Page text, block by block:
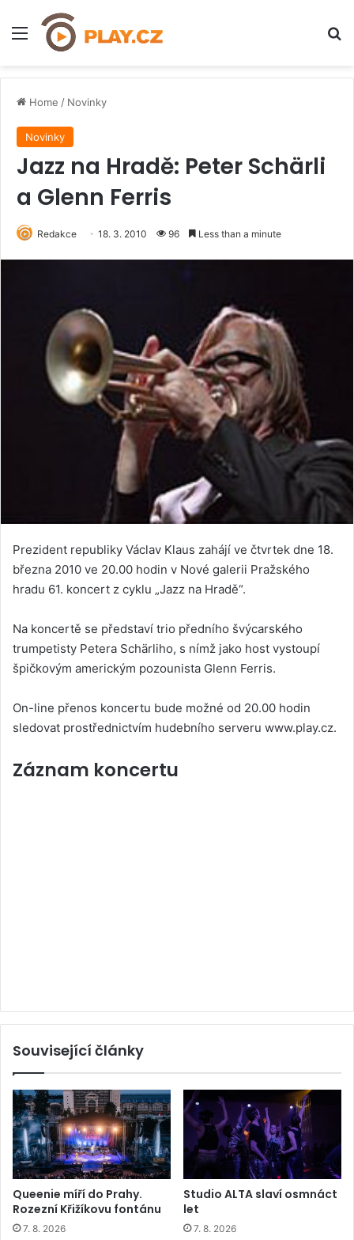
Menu
Home / Novinky
Novinky
Jazz na Hradě: Peter Schärli
a Glenn Ferris
Redakce 18. 3. 2010 96 Less than a minute
Prezident republiky Václav Klaus zahájí ve čtvrtek dne 18.
března 2010 ve 20.00 hodin v Nové galerii Pražského
hradu 61. koncert z cyklu „Jazz na Hradě“.
Na koncertě se představí trio předního švýcarského
trumpetisty Petera Schärliho, s nímž jako host vystoupí
špičkovým americkým pozounista Glenn Ferris.
On-line přenos koncertu bude možné od 20.00 hodin
sledovat prostřednictvím hudebního serveru www.play.cz.
Záznam koncertu
Související články
Queenie míří do Prahy.
Rozezní Křižíkovu fontánu
7. 8. 2026
Studio ALTA slaví osmnáct
let
7. 8. 2026